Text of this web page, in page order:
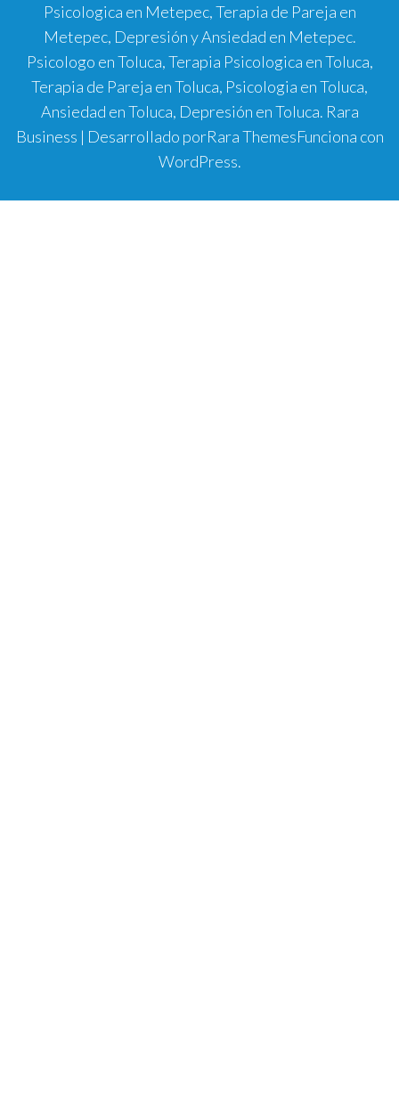
Psicologica en Metepec, Terapia de Pareja en
Metepec, Depresión y Ansiedad en Metepec.
Psicologo en Toluca, Terapia Psicologica en Toluca,
Terapia de Pareja en Toluca, Psicologia en Toluca,
Ansiedad en Toluca, Depresión en Toluca. Rara
Business | Desarrollado porRara ThemesFunciona con
WordPress.